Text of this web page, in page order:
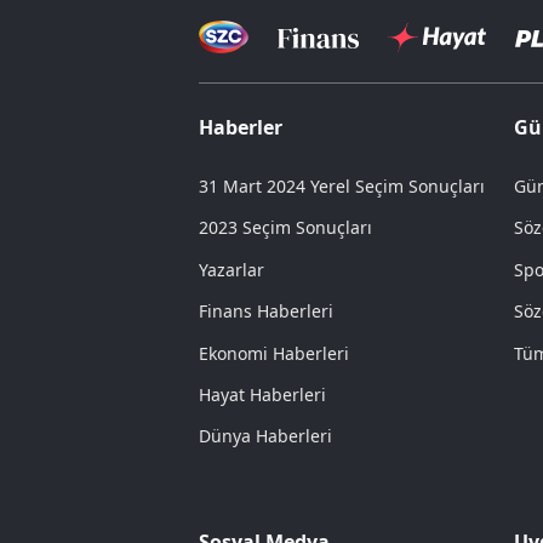
Haberler
31 Mart 2024 Yerel Seçim Sonuçları
2023 Seçim Sonuçları
Yazarlar
Finans Haberleri
Ekonomi Haberleri
Hayat Haberleri
Dünya Haberleri